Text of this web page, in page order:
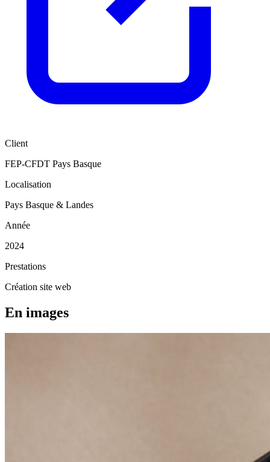
Client
FEP-CFDT Pays Basque
Localisation
Pays Basque & Landes
Année
2024
Prestations
Création site web
En images